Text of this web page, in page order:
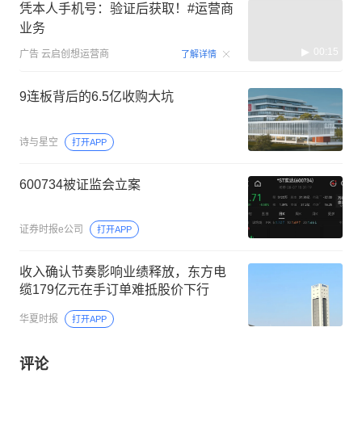
凭本人手机号：验证后获取！#运营商
业务
广告 云启创想运营商 了解详情 00:15
9连板背后的6.5亿收购大坑
诗与星空 打开APP
600734被证监会立案
证券时报e公司 打开APP
收入确认节奏影响业绩释放，东方电
缆179亿元在手订单难抵股价下行
华夏时报 打开APP
评论